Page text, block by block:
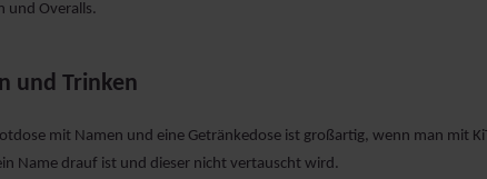
und Overalls.
und Trinken
mit Namen und eine Getränkedose ist großartig, wenn man mit
Name drauf ist und dieser nicht vertauscht wird.